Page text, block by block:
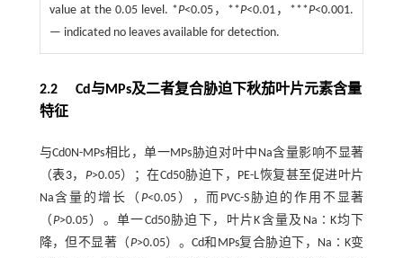
value at the 0.05 level. *P<0.05，**P<0.01，***P<0.001.
— indicated no leaves available for detection.
2.2 Cd与MPs及二者复合胁迫下秋茄叶片元素含量
特征
与Cd0N-MPs相比，单一MPs胁迫对叶中Na含量影响不显著
（表3， P>0.05）；在Cd50胁迫下，PE-L恢复甚至促进叶片
Na含量的增长（ P<0.05），而PVC-S胁迫的作用不显著
（P>0.05）。单一Cd50胁迫下，叶片K含量及Na∶K均下
降，但不显著（P>0.05）。Cd和MPs复合胁迫下，Na∶K变